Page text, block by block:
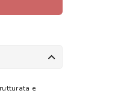
e